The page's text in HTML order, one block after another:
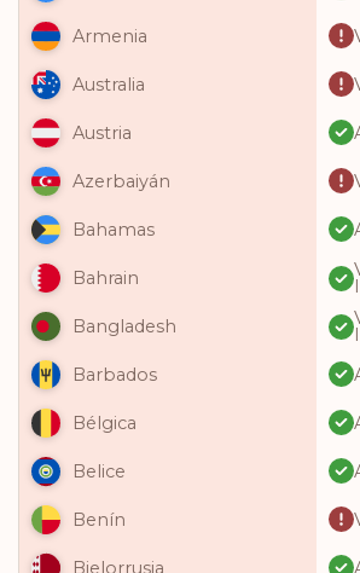
Armenia
Australia
Austria
Azerbaiyán
Bahamas
Bahrain
Bangladesh
Barbados
Bélgica
Belice
Benín
Bielorrusia